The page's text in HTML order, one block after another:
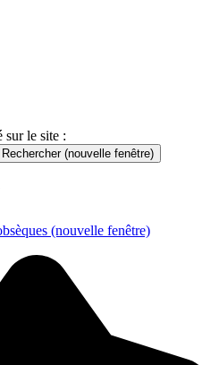
sur le site :
Rechercher (nouvelle fenêtre)
(nouvelle fenêtre)